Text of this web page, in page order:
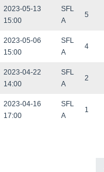
2023-05-13
15:00
SFL
A
5
2023-05-06
15:00
SFL
A
4
2023-04-22
14:00
SFL
A
2
2023-04-16
17:00
SFL
A
1